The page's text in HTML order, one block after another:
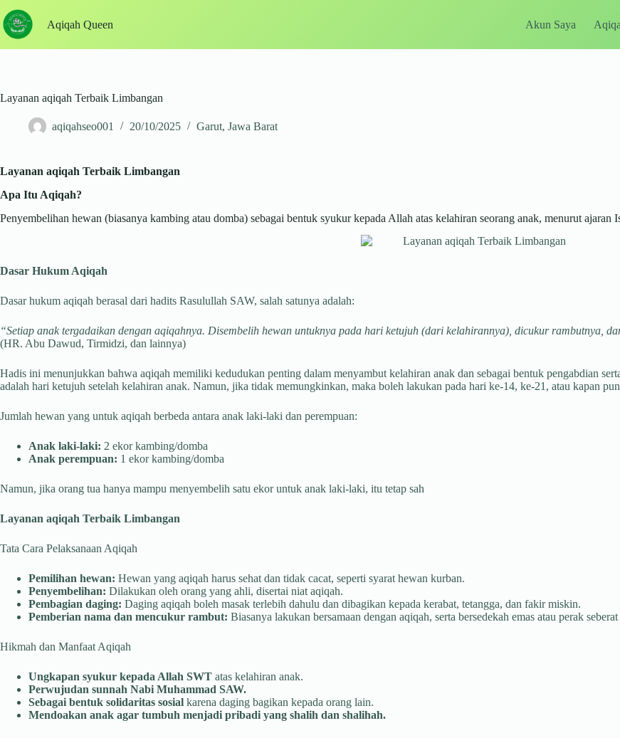
to
content
Aqiqah Queen Akun Saya
Layanan aqiqah Terbaik Limbangan
aqiqahseo001 20/10/2025 Garut, Jawa Barat
Layanan aqiqah Terbaik Limbangan
Apa Itu Aqiqah?
Penyembelihan hewan (biasanya kambing atau domba) sebagai bentuk syukur kepada Allah atas kelahiran seorang anak, menurut ajaran
Dasar Hukum Aqiqah
Dasar hukum aqiqah berasal dari hadits Rasulullah SAW, salah satunya adalah:
“Setiap anak tergadaikan dengan aqiqahnya. Disembelih hewan untuknya pada hari ketujuh (dari kelahirannya), dicukur rambutnya,
(HR. Abu Dawud, Tirmidzi, dan lainnya)
Hadis ini menunjukkan bahwa aqiqah memiliki kedudukan penting dalam menyambut kelahiran anak dan sebagai bentuk pengabdian
adalah hari ketujuh setelah kelahiran anak. Namun, jika tidak memungkinkan, maka boleh lakukan pada hari ke-14, ke-21, atau kapan
Jumlah hewan yang untuk aqiqah berbeda antara anak laki-laki dan perempuan:
Anak laki-laki: 2 ekor kambing/domba
Anak perempuan: 1 ekor kambing/domba
Namun, jika orang tua hanya mampu menyembelih satu ekor untuk anak laki-laki, itu tetap sah
Layanan aqiqah Terbaik Limbangan
Tata Cara Pelaksanaan Aqiqah
Pemilihan hewan: Hewan yang aqiqah harus sehat dan tidak cacat, seperti syarat hewan kurban.
Penyembelihan: Dilakukan oleh orang yang ahli, disertai niat aqiqah.
Pembagian daging: Daging aqiqah boleh masak terlebih dahulu dan dibagikan kepada kerabat, tetangga, dan fakir miskin.
Pemberian nama dan mencukur rambut: Biasanya lakukan bersamaan dengan aqiqah, serta bersedekah emas atau perak
Hikmah dan Manfaat Aqiqah
Ungkapan syukur kepada Allah SWT atas kelahiran anak.
Perwujudan sunnah Nabi Muhammad SAW.
Sebagai bentuk solidaritas sosial karena daging bagikan kepada orang lain.
Mendoakan anak agar tumbuh menjadi pribadi yang shalih dan shalihah.